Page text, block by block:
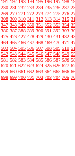
191 192 193 194 195 196 197 198
230 231 232 233 234 235 236 237
269 270 271 272 273 274 275 276
308 309 310 311 312 313 314 315
347 348 349 350 351 352 353 354
386 387 388 389 390 391 392 393
425 426 427 428 429 430 431 432
464 465 466 467 468 469 470 471
503 504 505 506 507 508 509 510
542 543 544 545 546 547 548 549
581 582 583 584 585 586 587 588
620 621 622 623 624 625 626 627
659 660 661 662 663 664 665 666
698 699 700 701 702 703 704 705